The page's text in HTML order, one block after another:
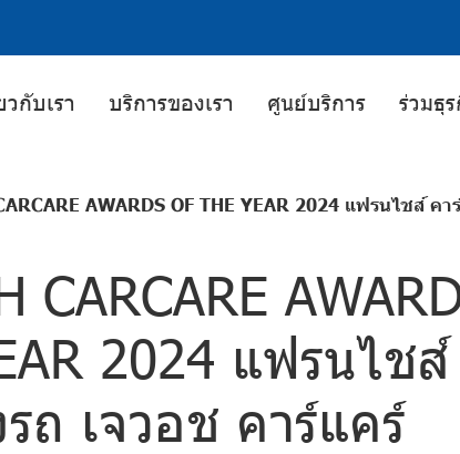
วกับเรา บริการของเรา ศูนย์บริการ ร่วมธุ
AWARDS OF THE YEAR 2024 แฟรนไชส์ ค
CARCARE
2024 แฟรนไช
ถ เจวอช คาร์แคร์